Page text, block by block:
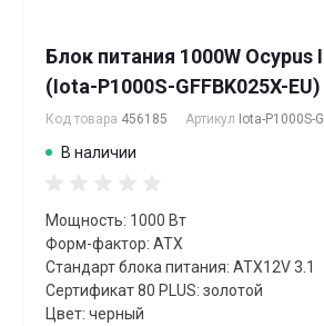
Блок питания 1000W Ocypus
(Iota-P1000S-GFFBK025X-EU)
Код товара 456185 Артикул Iota-P1000S-
В наличии
Мощность: 1000 Вт
Форм-фактор: ATX
Стандарт блока питания: ATX12V 3.1
Сертификат 80 PLUS: золотой
Цвет: черный